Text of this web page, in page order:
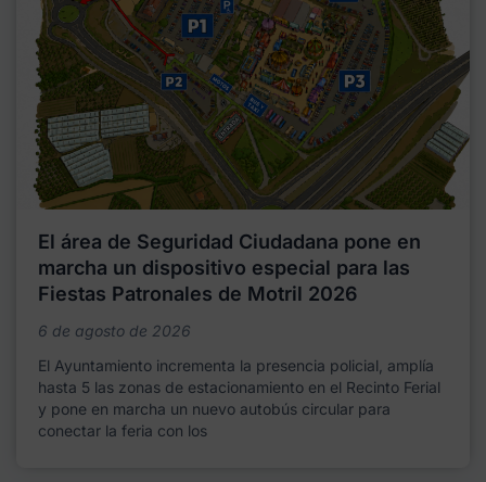
El área de Seguridad Ciudadana pone en
marcha un dispositivo especial para las
Fiestas Patronales de Motril 2026
6 de agosto de 2026
El Ayuntamiento incrementa la presencia policial, amplía
hasta 5 las zonas de estacionamiento en el Recinto Ferial
y pone en marcha un nuevo autobús circular para
conectar la feria con los